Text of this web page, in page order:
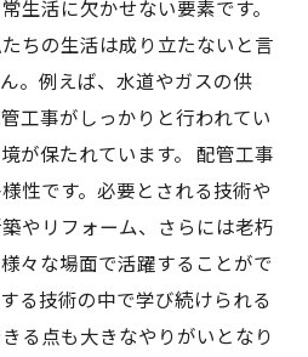
生活に欠かせない要素です。
ちの生活は成り立たないと言
。例えば、水道やガスの供
工事がしっかりと行われてい
が保たれています。 配管工事
性です。必要とされる技術や
やリフォーム、さらには老朽
々な場面で活躍することがで
る技術の中で学び続けられる
る点も大きなやりがいとなり